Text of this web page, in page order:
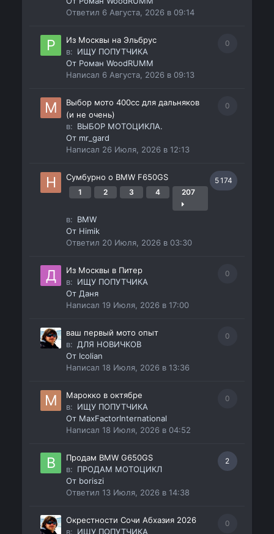
Ответил 6 Августа, 2026 в 09:14
0
Из Москвы на Эльбрус
в: ИЩУ ПОПУТЧИКА
От Роман WoodRUMM
Написал 6 Августа, 2026 в 09:13
0
Выбор мото 400сс для дальняков
(и не очень)
в: ВЫБОР МОТОЦИКЛА.
От mr_gard
Написал 26 Июля, 2026 в 12:13
5 174
Сумбурно о BMW F650GS
1 2 3 4 207
в: BMW
От Himik
Ответил 20 Июля, 2026 в 03:30
0
Из Москвы в Питер
в: ИЩУ ПОПУТЧИКА
ОтДаня
Написал19 Июля, 2026 в 17:00
0
ваш первый мото опыт
в: ДЛЯ НОВИЧКОВ
От Icolian
Написал18 Июля, 2026 в 13:36
0
Марокко в октябре
в: ИЩУ ПОПУТЧИКА
От MaxFactorInternational
Написал18 Июля, 2026 в 04:52
2
Продам BMW G650GS
в: ПРОДАМ МОТОЦИКЛ
От boriszi
Ответил13 Июля, 2026 в 14:38
0
Окрестности Сочи Абхазия 2026
в: ИЩУ ПОПУТЧИКА